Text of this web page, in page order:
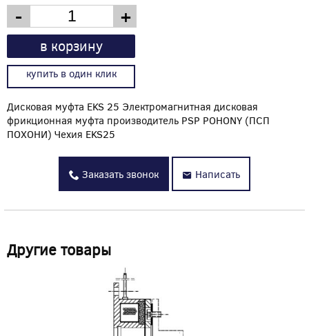
- +
в корзину
купить в один клик
Дисковая муфта EKS 25 Электромагнитная дисковая
фрикционная муфта производитель PSP POHONY (ПСП
ПОХОНИ) Чехия EKS25
Заказать звонок Написать
Другие товары